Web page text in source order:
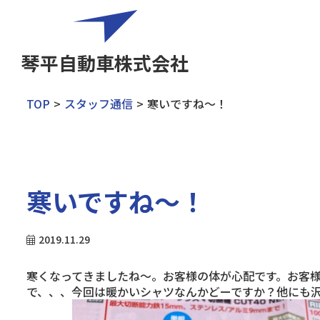
琴平自動車株式会社
TOP スタッフ通信 寒いですね〜！
寒いですね〜！
2019.11.29
寒くなってきましたね〜。お客様の体が心配です。お
で、、、今回は暖かいシャツなんかどーですか？他に